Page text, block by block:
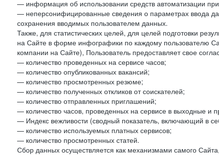
— информация об использовании средств автоматизации
— неперсонифицированные сведения о параметрах ввода
сохранения вводимых пользователем данных.
Также, для статистических целей, для целей подготовки
на Сайте в форме инфографики по каждому пользователю
компании на Сайте), Пользователь предоставляет свое
— количество проведенных на сервисе часов;
— количество опубликованных вакансий;
— количество просмотренных резюме;
— количество полученных откликов от соискателей;
— количество отправленных приглашений;
— количество часов, проведенных на сервисе в выходные и
— Индекс вежливости (сводный показатель, включающий в
— количество используемых платных сервисов;
— количество просмотренных статей.
Сбор данных осуществляется как механизмами самого